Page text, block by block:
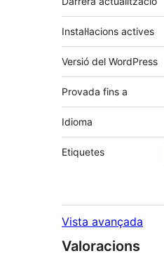
Instal·lacions actives
Versió del WordPress
Provada fins a
Idioma
Etiquetes
Vista avançada
Valoracions